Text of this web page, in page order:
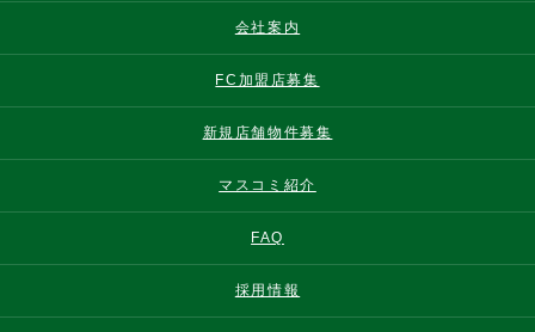
会社案内
FC加盟店募集
新規店舗物件募集
マスコミ紹介
FAQ
採用情報